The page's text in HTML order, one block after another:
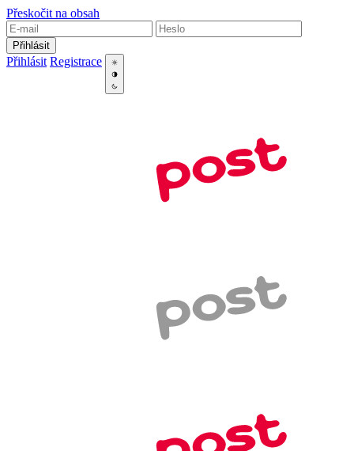
Přeskočit na obsah
Přihlásit
Přihlásit Registrace